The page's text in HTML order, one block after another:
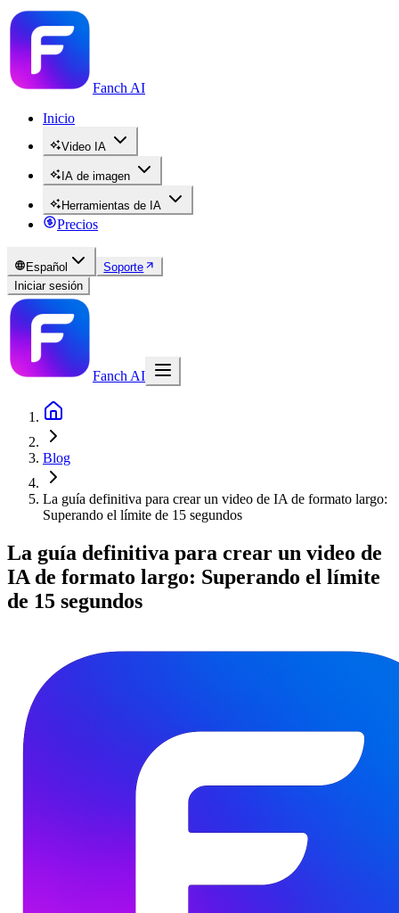
Fanch AI
Inicio
Video IA
IA de imagen
Herramientas de IA
Precios
Español
Soporte
Iniciar sesión
Fanch AI
Blog
La guía definitiva para crear un video de IA de formato largo:
Superando el límite de 15 segundos
La guía definitiva para crear un video de
IA de formato largo: Superando el límite
de 15 segundos